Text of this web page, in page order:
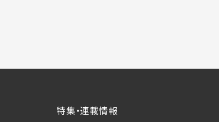
特集・連載情報